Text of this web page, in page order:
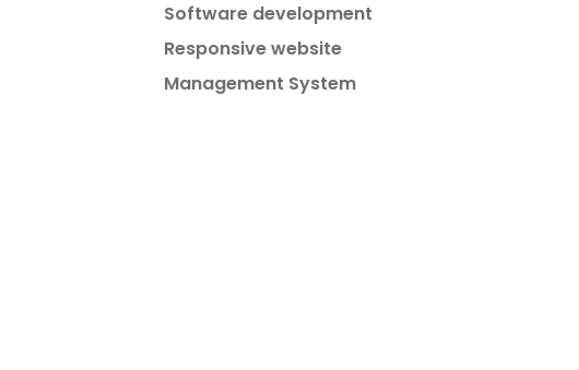
Software development
Responsive website
Management System